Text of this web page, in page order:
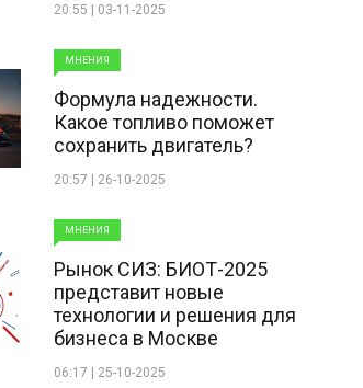
20:55 | 03-11-2025
МНЕНИЯ
Формула надежности.
Какое топливо поможет
сохранить двигатель?
20:57 | 26-10-2025
МНЕНИЯ
Рынок СИЗ: БИОТ-2025
представит новые
технологии и решения для
бизнеса в Москве
06:17 | 25-10-2025